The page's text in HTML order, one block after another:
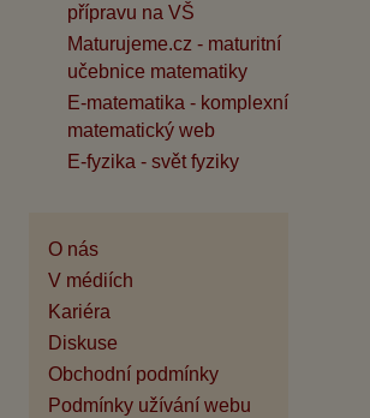
přípravu na VŠ
Maturujeme.cz - maturitní
učebnice matematiky
E-matematika - komplexní
matematický web
E-fyzika - svět fyziky
O nás
V médiích
Kariéra
Diskuse
Obchodní podmínky
Podmínky užívání webu